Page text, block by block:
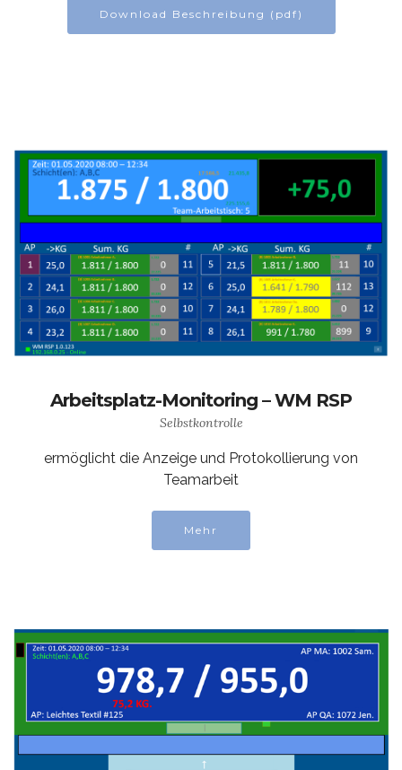
Download Beschreibung (pdf)
Arbeitsplatz-Monitoring – WM RSP
Selbstkontrolle
ermöglicht die Anzeige und Protokollierung von
Teamarbeit
Mehr